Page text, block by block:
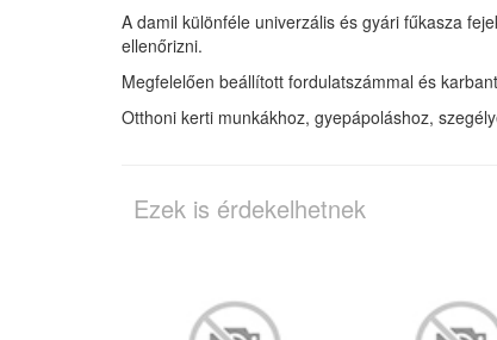
A damil különféle univerzális és gyári fűkasza
ellenőrizni.
Megfelelően beállított fordulatszámmal és
Otthoni kerti munkákhoz, gyepápoláshoz,
Ezek is érdekelhetnek